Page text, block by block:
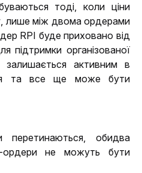
тоді, коли ціни
лише між двома ордерами
RPI буде приховано від
підтримки організованої
залишається активним в
та все ще може бути
обидва
ордери не можуть бути